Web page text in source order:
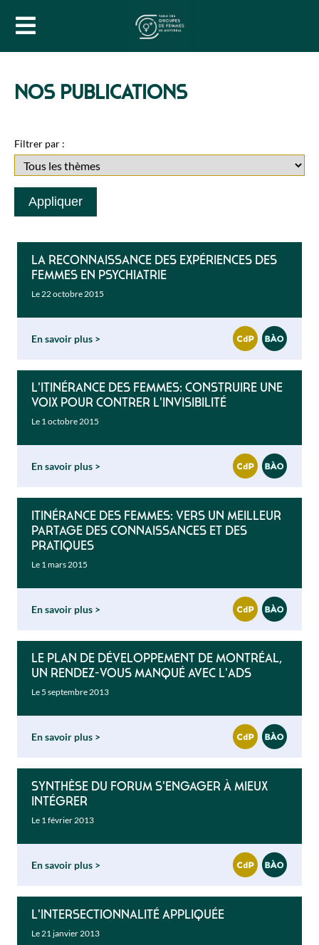
NOS PUBLICATIONS
Filtrer par :
La reconnaissance des expériences des
femmes en psychiatrie
Le 22 octobre 2015
En savoir plus
L'Itinérance des femmes: construire une
voix pour contrer l'invisibilité
Le 1 octobre 2015
En savoir plus
Itinérance des femmes: vers un meilleur
partage des connaissances et des
pratiques
Le 1 mars 2015
En savoir plus
Le plan de développement de Montréal,
un rendez-vous manqué avec l'ADS
Le 5 septembre 2013
En savoir plus
Synthèse du forum S'engager à mieux
intégrer
Le 1 février 2013
En savoir plus
L'intersectionnalité appliquée
Le 21 janvier 2013